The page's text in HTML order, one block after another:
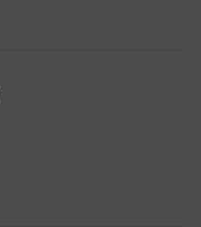
bếp chữ i gỗ
01
cao cấp
nhau